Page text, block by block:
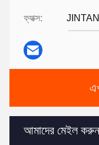
ফ্যাক্স:
আমাদের মেইল করুন